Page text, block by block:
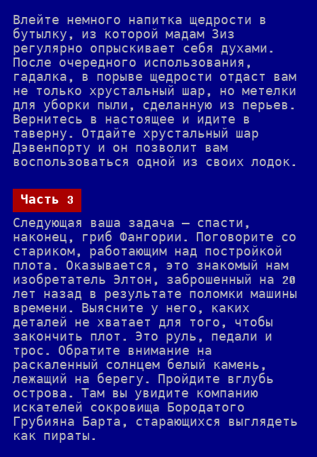
Влейте немного напитка щедрости в
бутылку, из которой мадам Зиз
регулярно опрыскивает себя духами.
После очередного использования,
гадалка, в порыве щедрости отдаст вам
не только хрустальный шар, но метелки
для уборки пыли, сделанную из перьев.
Вернитесь в настоящее и идите в
таверну. Отдайте хрустальный шар
Дэвенпорту и он позволит вам
воспользоваться одной из своих лодок.
Часть 3
Следующая ваша задача — спасти,
наконец, гриб Фангории. Поговорите со
стариком, работающим над постройкой
плота. Оказывается, это знакомый нам
изобретатель Элтон, заброшенный на 20
лет назад в результате поломки машины
времени. Выясните у него, каких
деталей не хватает для того, чтобы
закончить плот. Это руль, педали и
трос. Обратите внимание на
раскаленный солнцем белый камень,
лежащий на берегу. Пройдите вглубь
острова. Там вы увидите компанию
искателей сокровища Бородатого
Грубияна Барта, старающихся выглядеть
как пираты.